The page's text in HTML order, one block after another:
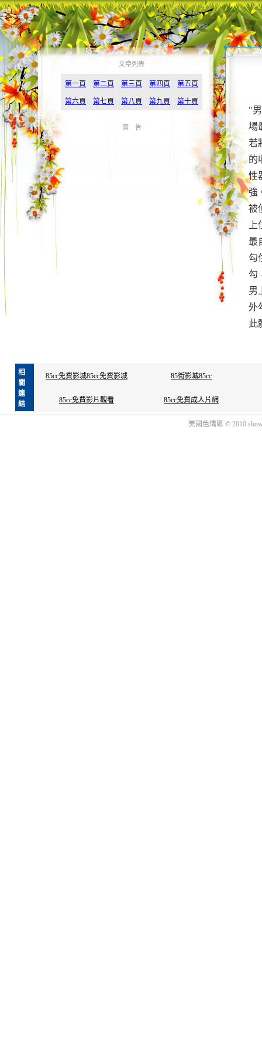
文章列表
第一頁 第二頁 第三頁 第四頁 第五頁
第六頁 第七頁 第八頁 第九頁 第十頁
廣 告
"
場
若
的
性
強
被
最
勾
勾
男
外
此
相
關
連
結
85cc免費影城85cc免費影城 85街影城85cc
85cc免費影片觀看 85cc免費成人片網
美國色情區 © 2010